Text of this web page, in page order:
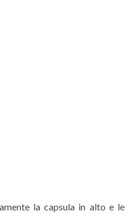
la capsula in alto e le